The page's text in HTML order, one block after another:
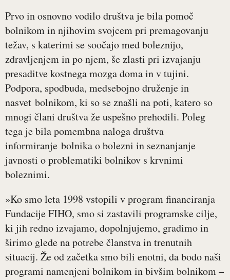
Prvo in osnovno vodilo društva je bila pomoč
bolnikom in njihovim svojcem pri premagovanju
težav, s katerimi se soočajo med boleznijo,
zdravljenjem in po njem, še zlasti pri izvajanju
presaditve kostnega mozga doma in v tujini.
Podpora, spodbuda, medsebojno druženje in
nasvet bolnikom, ki so se znašli na poti, katero so
mnogi člani društva že uspešno prehodili. Poleg
tega je bila pomembna naloga društva
informiranje bolnika o bolezni in seznanjanje
javnosti o problematiki bolnikov s krvnimi
boleznimi.
»Ko smo leta 1998 vstopili v program financiranja
Fundacije FIHO, smo si zastavili programske cilje,
ki jih redno izvajamo, dopolnjujemo, gradimo in
širimo glede na potrebe članstva in trenutnih
situacij. Že od začetka smo bili enotni, da bodo naši
programi namenjeni bolnikom in bivšim bolnikom –